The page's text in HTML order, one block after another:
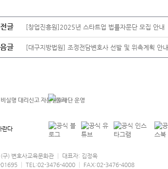
글 [창업진흥원]2025년 스타트업 법률자문단 모집 안내
글 [대구지방법원] 조정전담변호사 선발 및 위촉계획 안내
란다
) 변호사교육문화관 │ 대표자: 김정욱
01695 │ TEL:02-3476-4000 │ FAX:02-3476-4008